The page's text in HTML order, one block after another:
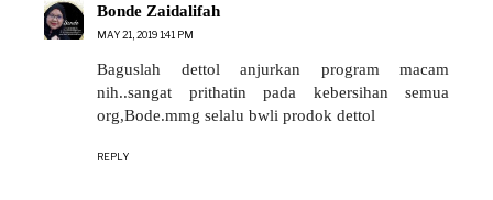
Bonde Zaidalifah
MAY 21, 2019 1:41 PM
Baguslah dettol anjurkan program macam
nih..sangat prithatin pada kebersihan semua
org,Bode.mmg selalu bwli prodok dettol
REPLY